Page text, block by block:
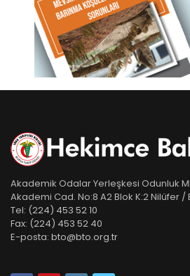
Akademik Odalar Yerleşkesi Odunluk
Akademi Cad. No:8 A2 Blok K:2 Nilüfer /
Tel: (224) 453 52 10
Fax: (224) 453 52 40
E-posta: bto@bto.org.tr